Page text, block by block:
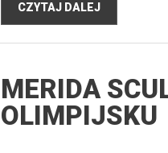
CZYTAJ DALEJ
MERIDA
OLIMPIJSKU